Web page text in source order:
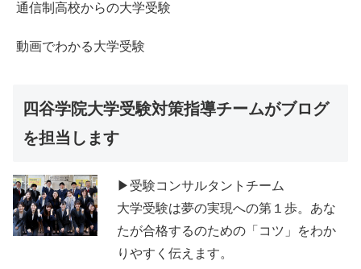
通信制高校からの大学受験
動画でわかる大学受験
四谷学院大学受験対策指導チームがブログ
を担当します
▶受験コンサルタントチーム
大学受験は夢の実現への第１歩。あな
たが合格するのための「コツ」をわか
りやすく伝えます。